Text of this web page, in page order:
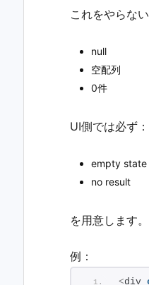
これをやらな
null
空配列
0件
UI側では必ず：
empty state
no result
を用意します。
例：
<div